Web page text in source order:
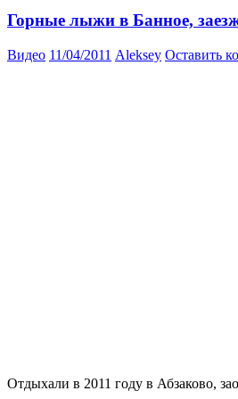
Горные лыжи в Банное,
Видео 11/04/2011 Aleksey Оставить
Отдыхали в 2011 году в Абзаково,